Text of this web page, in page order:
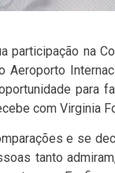
participação na
para
com Virginia
e se
tanto